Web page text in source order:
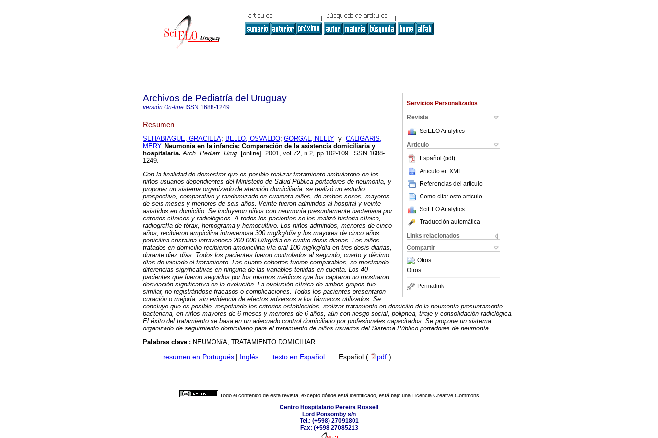
Servicios Personalizados
Revista
SciELO Analytics
Articulo
Español (pdf)
Articulo en XML
Referencias del artículo
Como citar este artículo
SciELO Analytics
Traducción automática
Links relacionados
Compartir
Otros
Otros
Permalink
Archivos de Pediatría del Uruguay
versión On-line ISSN 1688-1249
Resumen
SEHABIAGUE, GRACIELA; BELLO, OSVALDO; GORGAL, NELLY y CALIGARIS,
MERY. Neumonía en la infancia: Comparación de la asistencia domiciliaria y
hospitalaria. Arch. Pediatr. Urug. [online]. 2001, vol.72, n.2, pp.102-109. ISSN 1688-
1249.
Con la finalidad de demostrar que es posible realizar tratamiento ambulatorio en los
niños usuarios dependientes del Ministerio de Salud Pública portadores de neumonía, y
proponer un sistema organizado de atención domiciliaria, se realizó un estudio
prospectivo, comparativo y randomizado en cuarenta niños, de ambos sexos, mayores
de seis meses y menores de seis años. Veinte fueron admitidos al hospital y veinte
asistidos en domicilio. Se incluyeron niños con neumonía presuntamente bacteriana por
criterios clínicos y radiológicos. A todos los pacientes se les realizó historia clínica,
radiografía de tórax, hemograma y hemocultivo. Los niños admitidos, menores de cinco
años, recibieron ampicilina intravenosa 300 mg/kg/día y los mayores de cinco años
penicilina cristalina intravenosa 200.000 U/kg/día en cuatro dosis diarias. Los niños
tratados en domicilio recibieron amoxicilina vía oral 100 mg/kg/día en tres dosis diarias,
durante diez días. Todos los pacientes fueron controlados al segundo, cuarto y décimo
días de iniciado el tratamiento. Las cuatro cohortes fueron comparables, no mostrando
diferencias significativas en ninguna de las variables tenidas en cuenta. Los 40
pacientes que fueron seguidos por los mismos médicos que los captaron no mostraron
desviación significativa en la evolución. La evolución clínica de ambos grupos fue
similar, no registrándose fracasos o complicaciones. Todos los pacientes presentaron
curación o mejoría, sin evidencia de efectos adversos a los fármacos utilizados. Se
concluye que es posible, respetando los criterios establecidos, realizar tratamiento en domicilio de la neumonía presuntamente
bacteriana, en niños mayores de 6 meses y menores de 6 años, aún con riesgo social, polipnea, tiraje y consolidación radiológica.
El éxito del tratamiento se basa en un adecuado control domiciliario por profesionales capacitados. Se propone un sistema
organizado de seguimiento domiciliario para el tratamiento de niños usuarios del Sistema Público portadores de neumonía.
Palabras clave : NEUMONíA; TRATAMIENTO DOMICILIAR.
· resumen en Portugués | Inglés · texto en Español · Español ( pdf )
Todo el contenido de esta revista, excepto dónde está identificado, está bajo una Licencia Creative Commons
Centro Hospitalario Pereira Rossell
Lord Ponsomby s/n
Tel.: (+598) 27091801
Fax: (+598 27085213